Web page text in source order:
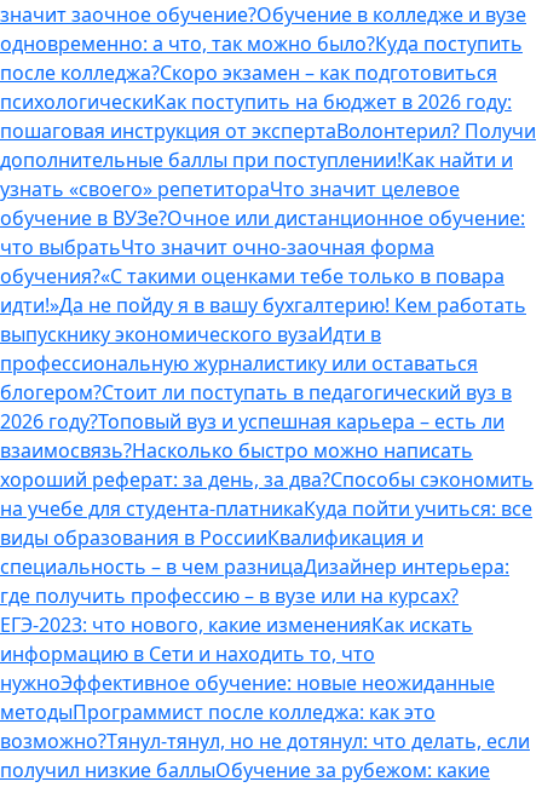
значит заочное обучение?Обучение в колледже и вузе
одновременно: а что, так можно было?Куда поступить
после колледжа?Скоро экзамен – как подготовиться
психологическиКак поступить на бюджет в 2026 году:
пошаговая инструкция от экспертаВолонтерил? Получи
дополнительные баллы при поступлении!Как найти и
узнать «своего» репетитораЧто значит целевое
обучение в ВУЗе?Очное или дистанционное обучение:
что выбратьЧто значит очно-заочная форма
обучения?«С такими оценками тебе только в повара
идти!»Да не пойду я в вашу бухгалтерию! Кем работать
выпускнику экономического вузаИдти в
профессиональную журналистику или оставаться
блогером?Стоит ли поступать в педагогический вуз в
2026 году?Топовый вуз и успешная карьера – есть ли
взаимосвязь?Насколько быстро можно написать
хороший реферат: за день, за два?Способы сэкономить
на учебе для студента-платникаКуда пойти учиться: все
виды образования в РоссииКвалификация и
специальность – в чем разницаДизайнер интерьера:
где получить профессию – в вузе или на курсах?
ЕГЭ-2023: что нового, какие измененияКак искать
информацию в Сети и находить то, что
нужноЭффективное обучение: новые неожиданные
методыПрограммист после колледжа: как это
возможно?Тянул-тянул, но не дотянул: что делать, если
получил низкие баллыОбучение за рубежом: какие